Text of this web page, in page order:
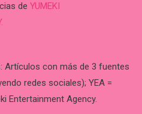
de YUMEKI
Artículos con más de 3 fuentes
redes sociales); YEA =
Entertainment Agency.